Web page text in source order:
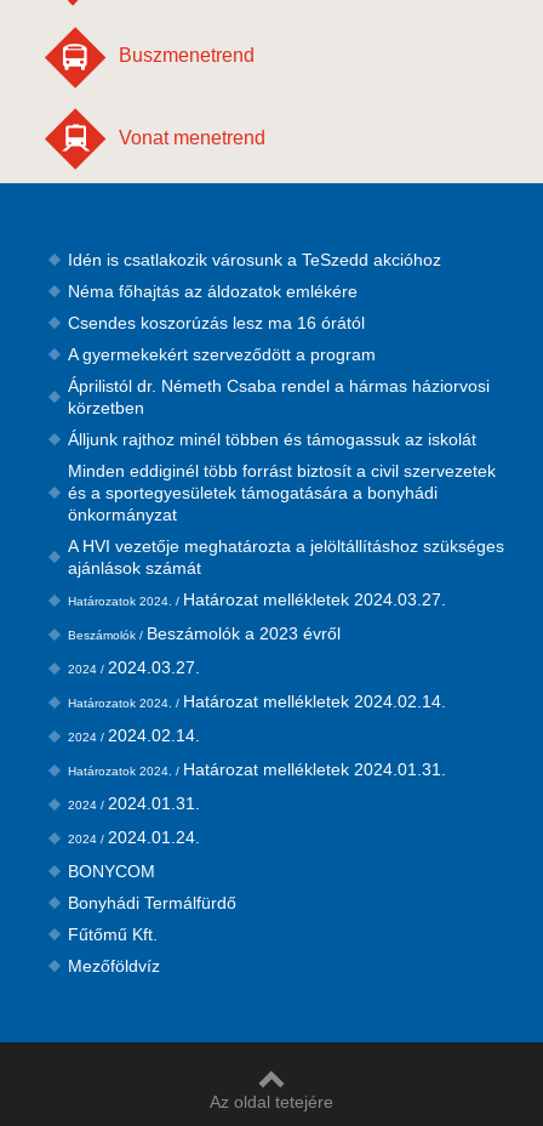
Buszmenetrend
Vonat menetrend
Idén is csatlakozik városunk a TeSzedd akcióhoz
Néma főhajtás az áldozatok emlékére
Csendes koszorúzás lesz ma 16 órától
A gyermekekért szerveződött a program
Áprilistól dr. Németh Csaba rendel a hármas háziorvosi
körzetben
Álljunk rajthoz minél többen és támogassuk az iskolát
Minden eddiginél több forrást biztosít a civil szervezetek
és a sportegyesületek támogatására a bonyhádi
önkormányzat
A HVI vezetője meghatározta a jelöltállításhoz szükséges
ajánlások számát
Határozatok 2024. / Határozat mellékletek 2024.03.27.
Beszámolók / Beszámolók a 2023 évről
2024 / 2024.03.27.
Határozatok 2024. / Határozat mellékletek 2024.02.14.
2024 / 2024.02.14.
Határozatok 2024. / Határozat mellékletek 2024.01.31.
2024 / 2024.01.31.
2024 / 2024.01.24.
BONYCOM
Bonyhádi Termálfürdő
Fűtőmű Kft.
Mezőföldvíz
Az oldal tetejére